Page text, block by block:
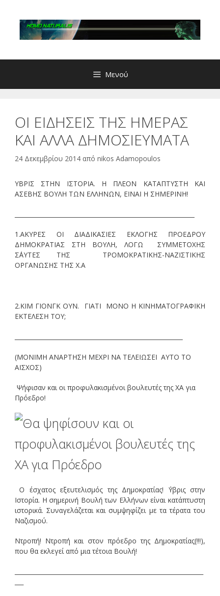
περιεχόμενο
Μενού
ΟΙ ΕΙΔΗΣΕΙΣ ΤΗΣ ΗΜΕΡΑΣ
ΚΑΙ ΑΛΛΑ ΔΗΜΟΣΙΕΥΜΑΤΑ
24 Δεκεμβρίου 2014 από nikos Adamopoulos
ΥΒΡΙΣ ΣΤΗΝ ΙΣΤΟΡΙΑ. Η ΠΛΕΟΝ ΚΑΤΑΠΤΥΣΤΗ ΚΑΙ
ΑΣΕΒΗΣ ΒΟΥΛΗ ΤΩΝ ΕΛΛΗΝΩΝ, ΕΙΝΑΙ Η ΣΗΜΕΡΙΝΗ!
1.ΑΚΥΡΕΣ ΟΙ ΔΙΑΔΙΚΑΣΙΕΣ ΕΚΛΟΓΗΣ ΠΡΟΕΔΡΟΥ
ΔΗΜΟΚΡΑΤΙΑΣ ΣΤΗ ΒΟΥΛΗ, ΛΟΓΩ ΣΥΜΜΕΤΟΧΗΣ
Σ΄ΑΥΤΕΣ ΤΗΣ ΤΡΟΜΟΚΡΑΤΙΚΗΣ-ΝΑΖΙΣΤΙΚΗΣ
ΟΡΓΑΝΩΣΗΣ ΤΗΣ Χ.Α
2.ΚΙΜ ΓΙΟΝΓΚ ΟΥΝ. ΓΙΑΤΙ ΜΟΝΟ Η ΚΙΝΗΜΑΤΟΓΡΑΦΙΚΗ
ΕΚΤΕΛΕΣΗ ΤΟΥ;
(ΜΟΝΙΜΗ ΑΝΑΡΤΗΣΗ ΜΕΧΡΙ ΝΑ ΤΕΛΕΙΩΣΕΙ ΑΥΤΟ ΤΟ
ΑΙΣΧΟΣ)
Ψήφισαν και οι προφυλακισμένοι βουλευτές της ΧΑ για
Πρόεδρο!
Ο έσχατος εξευτελισμός της Δημοκρατίας! ΄Υβρις στην
Ιστορία. Η σημερινή Βουλή των Ελλήνων είναι κατάπτυστη
ιστορικά. Συναγελάζεται και συμψηφίζει με τα τέρατα του
Ναζισμού.
Ντροπή! Ντροπή και στον πρόεδρο της Δημοκρατίας(!!!),
που θα εκλεγεί από μια τέτοια Βουλή!